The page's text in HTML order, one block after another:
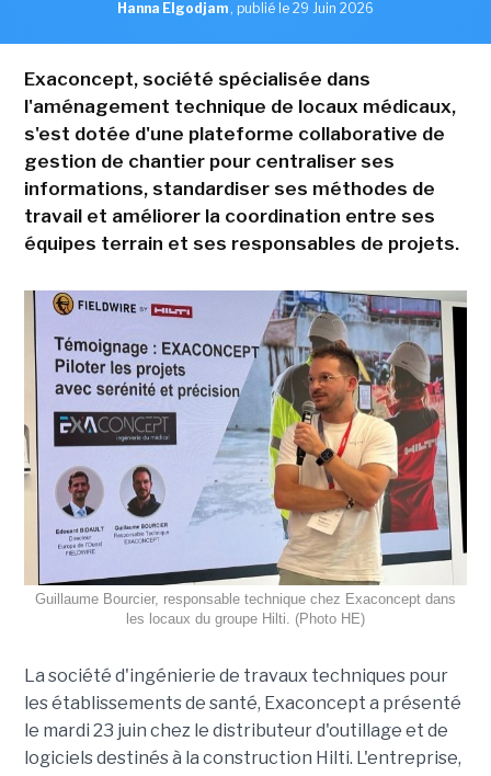
Hanna Elgodjam , publié le 29 Juin 2026
Exaconcept, société spécialisée dans
l'aménagement technique de locaux médicaux,
s'est dotée d'une plateforme collaborative de
gestion de chantier pour centraliser ses
informations, standardiser ses méthodes de
travail et améliorer la coordination entre ses
équipes terrain et ses responsables de projets.
Guillaume Bourcier, responsable technique chez Exaconcept dans
les locaux du groupe Hilti. (Photo HE)
La société d'ingénierie de travaux techniques pour
les établissements de santé, Exaconcept a présenté
le mardi 23 juin chez le distributeur d'outillage et de
logiciels destinés à la construction Hilti. L'entreprise,